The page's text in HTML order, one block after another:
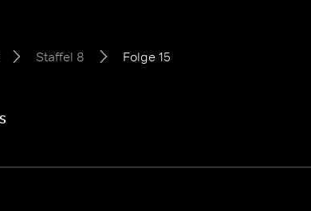
Staffel 8 Folge 15